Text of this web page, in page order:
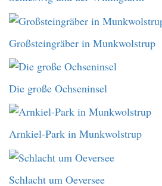
Großsteingräber in Munkwolstrup
Die große Ochseninsel
Arnkiel-Park in Munkwolstrup
Schlacht um Oeversee